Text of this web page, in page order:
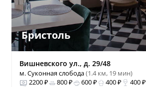
Бристоль
Вишневского ул., д. 29/48
м. Суконная слобода(1.4 км, 19 мин)
2200 ₽
800 ₽ 600 ₽ 400 ₽ 400 ₽